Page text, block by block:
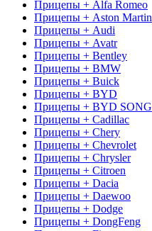
Прицепы + Alfa Romeo
Прицепы + Aston Martin
Прицепы + Audi
Прицепы + Avatr
Прицепы + Bentley
Прицепы + BMW
Прицепы + Buick
Прицепы + BYD
Прицепы + BYD SONG
Прицепы + Cadillac
Прицепы + Chery
Прицепы + Chevrolet
Прицепы + Chrysler
Прицепы + Citroen
Прицепы + Dacia
Прицепы + Daewoo
Прицепы + Dodge
Прицепы + DongFeng